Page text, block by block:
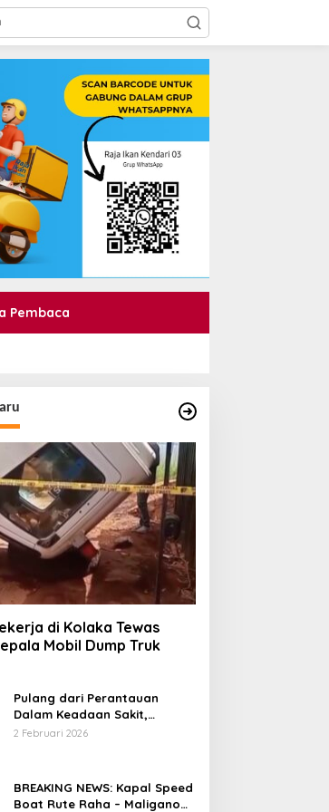
Pembaca
Buruh Sawit di
Jadi Korban
Senjata Tajam,
Terkait Tanah
di Kolaka Tewas
Mobil Dump Truk
Pulang dari Perantauan
Dalam Keadaan Sakit,
Seorang Pria di Kolaka
2 Februari 2026
BREAKING NEWS: Kapal Speed
Boat Rute Raha – Maligano